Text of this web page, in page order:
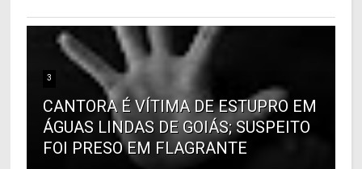
3
CANTORA É VÍTIMA DE ESTUPRO EM
ÁGUAS LINDAS DE GOIÁS; SUSPEITO
FOI PRESO EM FLAGRANTE